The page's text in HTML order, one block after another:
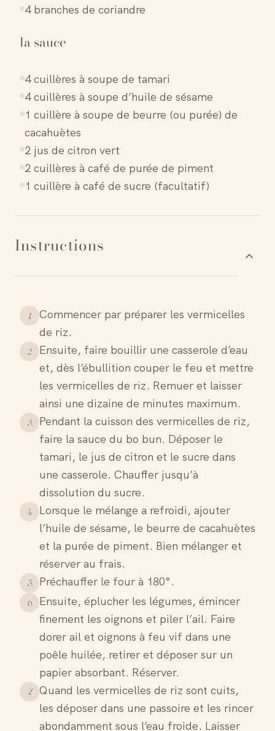
4 branches de coriandre
la sauce
4 cuillères à soupe de tamari
4 cuillères à soupe d’huile de sésame
1 cuillère à soupe de beurre (ou purée) de
cacahuètes
2 jus de citron vert
2 cuillères à café de purée de piment
1 cuillère à café de sucre (facultatif)
Instructions
1.
Commencer par préparer les vermicelles
de riz.
2.
Ensuite, faire bouillir une casserole d’eau
et, dès l’ébullition couper le feu et mettre
les vermicelles de riz. Remuer et laisser
ainsi une dizaine de minutes maximum.
3.
Pendant la cuisson des vermicelles de riz,
faire la sauce du bo bun. Déposer le
tamari, le jus de citron et le sucre dans
une casserole. Chauffer jusqu’à
dissolution du sucre.
4.
Lorsque le mélange a refroidi, ajouter
l’huile de sésame, le beurre de cacahuètes
et la purée de piment. Bien mélanger et
réserver au frais.
5. Préchauffer le four à 180°.
6.
Ensuite, éplucher les légumes, émincer
finement les oignons et piler l’ail. Faire
dorer ail et oignons à feu vif dans une
poêle huilée, retirer et déposer sur un
papier absorbant. Réserver.
7.
Quand les vermicelles de riz sont cuits,
les déposer dans une passoire et les rincer
abondamment sous l’eau froide. Laisser